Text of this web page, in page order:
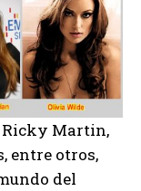
Ricky Martin,
entre otros,
del